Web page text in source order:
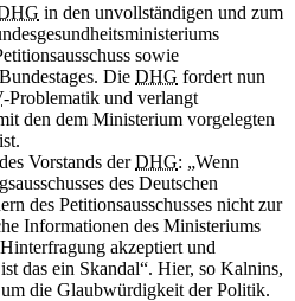
in den unvollständigen und zum
sowie
Die DHG fordert nun
-Problematik und verlangt
den dem Ministerium vorgelegten
Vorstands derDHG: „Wenn
des Deutschen
des Petitionsausschusses nicht zur
Informationen des Ministeriums
akzeptiert und
das ein Skandal“. Hier, so Kalnins,
die Glaubwürdigkeit der Politik.